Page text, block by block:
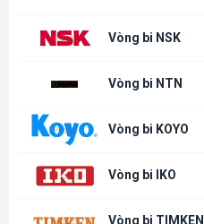
Vòng bi NSK
Vòng bi NTN
Vòng bi KOYO
Vòng bi IKO
Vòng bi TIMKEN